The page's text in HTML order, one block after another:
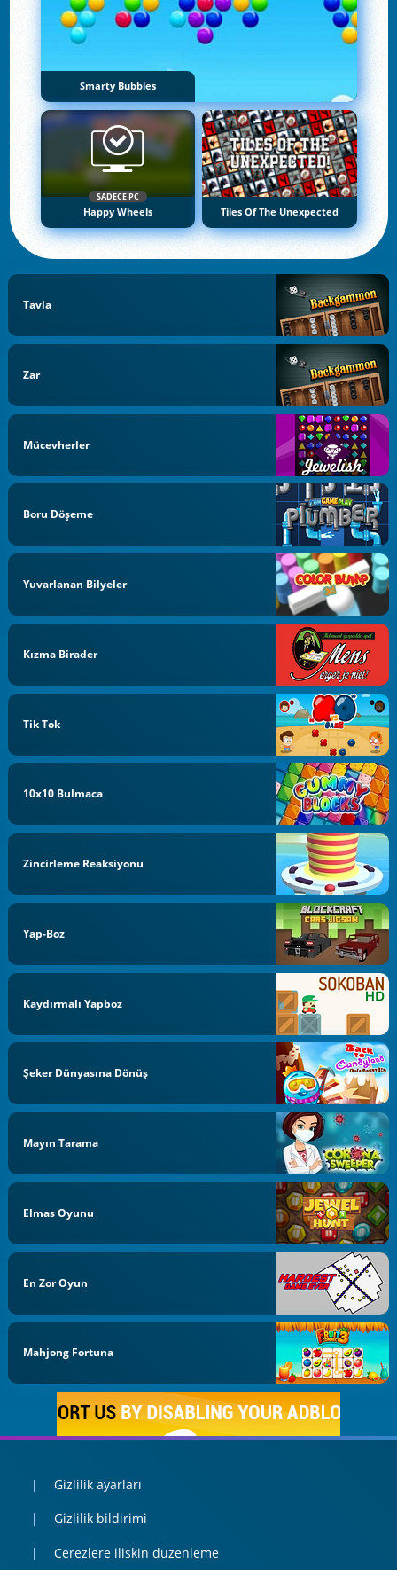
Smarty Bubbles
SADECE PC
Happy Wheels Tiles Of The Unexpected
Tavla
Zar
Mücevherler
Boru Döşeme
Yuvarlanan Bilyeler
Kızma Birader
Tik Tok
10x10 Bulmaca
Zincirleme Reaksiyonu
Yap-Boz
Kaydırmalı Yapboz
Şeker Dünyasına Dönüş
Mayın Tarama
Elmas Oyunu
En Zor Oyun
Mahjong Fortuna
Gizlilik ayarları
Gizlilik bildirimi
Cerezlere iliskin duzenleme